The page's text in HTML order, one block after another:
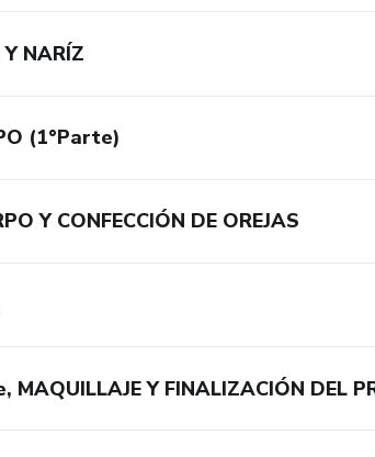
NARÍZ
(1°Parte)
Y CONFECCIÓN DE OREJAS
Y FINALIZACIÓN DEL